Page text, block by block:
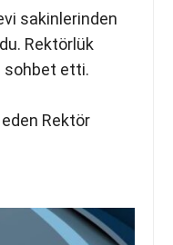
sakinlerinden
Rektörlük
sohbet etti.
Rektör